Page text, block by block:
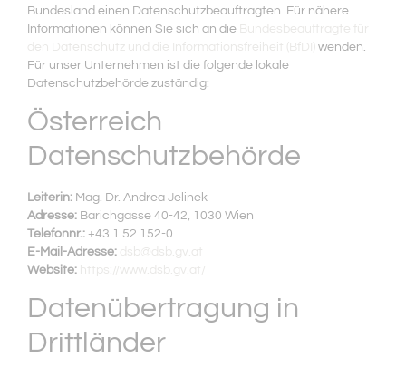
Bundesland einen Datenschutzbeauftragten. Für nähere
Informationen können Sie sich an die Bundesbeauftragte für
den Datenschutz und die Informationsfreiheit (BfDI)
wenden.
Für unser Unternehmen ist die folgende lokale
Datenschutzbehörde zuständig:
Österreich
Datenschutzbehörde
Leiterin: Mag. Dr. Andrea Jelinek
Adresse: Barichgasse 40-42, 1030 Wien
Telefonnr.: +43 1 52 152-0
E-Mail-Adresse: dsb@dsb.gv.at
Website: https://www.dsb.gv.at/
Datenübertragung in
Drittländer